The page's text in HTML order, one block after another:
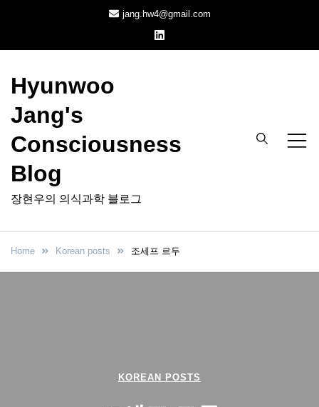
content
jang.hw4@gmail.com
Hyunwoo
Jang's
Consciousness
Blog
장현우의 의식과학 블로그
Home Korean posts 조세프 르두
KOREAN POSTS